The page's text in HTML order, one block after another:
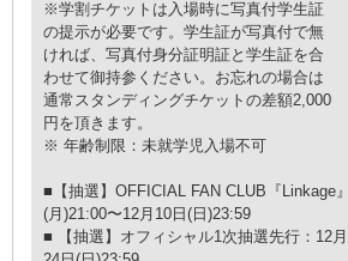
※学割チケットは入場時に写真付学生証
の提示が必要です。学生証が写真付で無
ければ、写真付身分証明証と学生証を合
わせて御持参ください。お忘れの場合は
通常スタンディングチケットの差額2,000
円を頂きます。
※ 年齢制限：未就学児⼊場不可
■【抽選】OFFICIAL FAN CLUB『Linkage
(⽉)21:00〜12⽉10⽇(⽇)23:59
■ 【抽選】オフィシャル1次抽選先⾏：12